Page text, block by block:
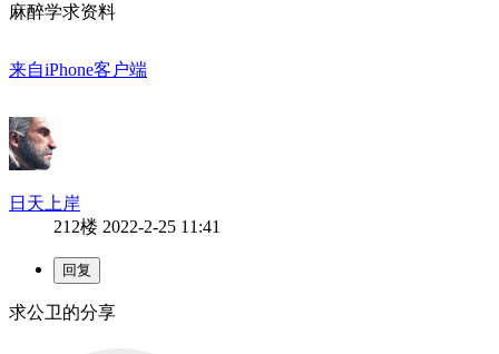
麻醉学求资料
来自iPhone客户端
日天上岸
212楼 2022-2-25 11:41
求公卫的分享